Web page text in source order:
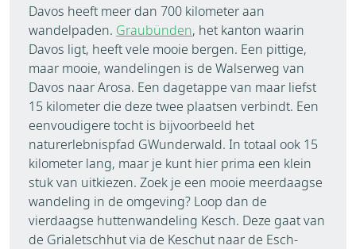
Davos heeft meer dan 700 kilometer aan
wandelpaden. Graubünden, het kanton waarin
Davos ligt, heeft vele mooie bergen. Een pittige,
maar mooie, wandelingen is de Walserweg van
Davos naar Arosa. Een dagetappe van maar liefst
15 kilometer die deze twee plaatsen verbindt. Een
eenvoudigere tocht is bijvoorbeeld het
naturerlebnispfad GWunderwald. In totaal ook 15
kilometer lang, maar je kunt hier prima een klein
stuk van uitkiezen. Zoek je een mooie meerdaagse
wandeling in de omgeving? Loop dan de
vierdaagse huttenwandeling Kesch. Deze gaat van
de Grialetschhut via de Keschut naar de Esch-